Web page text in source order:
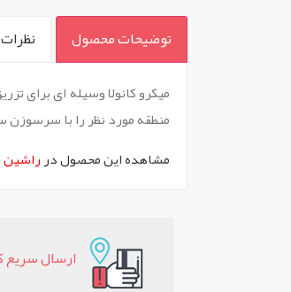
توضیحات محصول
میکرو کانولا وسیله ای برای
منطقه مورد نظر را با سرسوزن
مشاهده این محصول درراشین
ارسال سريع